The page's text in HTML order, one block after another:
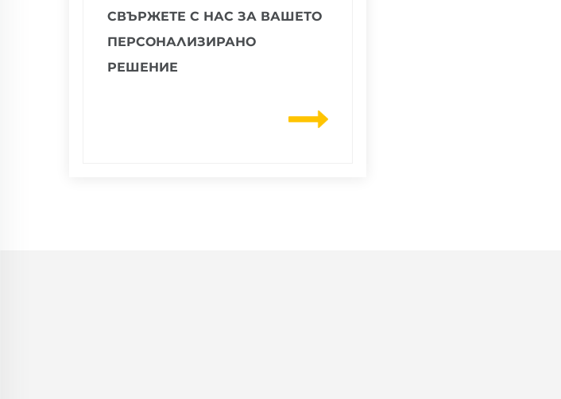
СВЪРЖЕТЕ С НАС ЗА ВАШЕТО
ПЕРСОНАЛИЗИРАНО
РЕШЕНИЕ